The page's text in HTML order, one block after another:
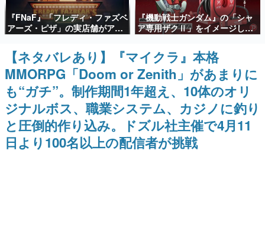
殿堂入り記事
SNS拡散数が数千以上！ ページビュー数万以上！ などな
ど。多くの人々に読まれた、電ファミ渾身の“殿堂入り”記
事をまとめました。
ゲームの企画書
名作ゲームクリエイターの方々に製作時のエピソードをお
聞きし、ヒットする企画（ゲーム）とは何か？を探ってい
きます。
赫本
この物語を解いてはいけない。『赫本』は、〈試験問題〉
の形をした短編ホラー小説集です。
新世代に訊く
『FNaF』「フレディ・ファズベ
アーズ・ピザ」の実店舗がアメ
リカの商業施設「American
Dream」に2027年オープン！
ScottGamesとの共同開発、食
事だけでなくステージショーや
没入型のホラー体験も楽しめる
『機動戦士ガンダム』の「シャ
ア専用ザクⅡ」をイメージした
散水ホースリールが予約開始。
本体にはシャアのパーソナルマ
ークやジオン公国軍のエンブレ
ム、型式番号などを配置
【ネタバレあり】『マイクラ』本格
MMORPG「Doom or Zenith」があまりに
も“ガチ”。制作期間1年超え、10体のオリ
ジナルボス、職業システム、カジノに釣り
と圧倒的作り込み。ドズル社主催で4月11
日より100名以上の配信者が挑戦